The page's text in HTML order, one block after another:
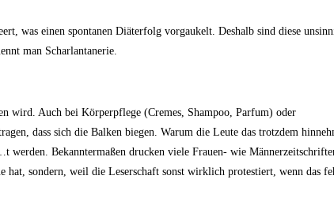
was einen spontanen Diäterfolg vorgaukelt. Deshalb sind diese
man Scharlantanerie.
wird. Auch bei Körperpflege (Cremes, Shampoo, Parfum) oder
dass sich die Balken biegen. Warum die Leute das trotzdem
Bekanntermaßen drucken viele Frauen- wie
sondern, weil die Leserschaft sonst wirklich protestiert, wenn das